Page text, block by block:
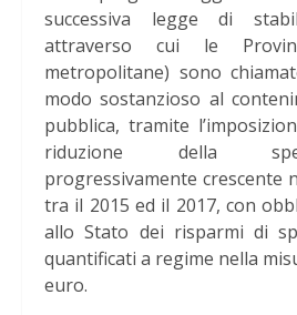
successiva legge di
attraverso cui le
metropolitane) sono
modo sostanzioso al
pubblica, tramite
riduzione della
progressivamente crescente
tra il 2015 ed il 2017, con
allo Stato dei risparmi di
quantificati a regime nella
euro.